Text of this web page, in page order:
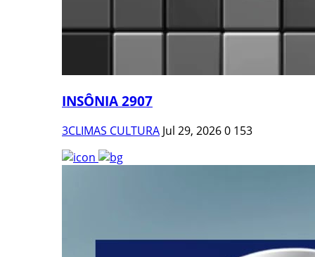
INSÔNIA 2907
3CLIMAS CULTURA Jul 29, 20260 153